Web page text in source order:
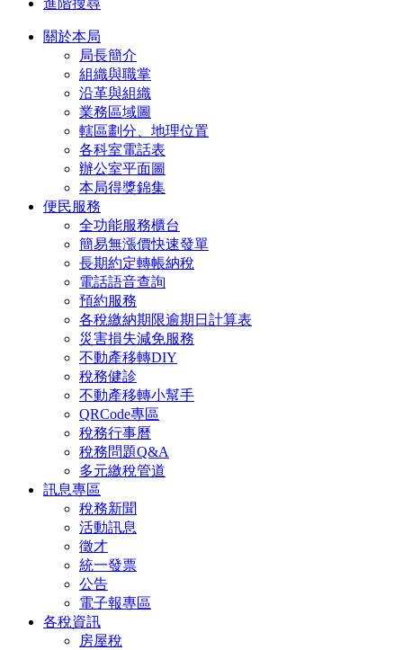
關於本局
局長簡介
組織與職掌
沿革與組織
業務區域圖
轄區劃分、地理位置
各科室電話表
辦公室平面圖
本局得獎錦集
便民服務
全功能服務櫃台
簡易無漲價快速發單
長期約定轉帳納稅
電話語音查詢
預約服務
各稅繳納期限逾期日計算表
災害損失減免服務
不動產移轉DIY
稅務健診
不動產移轉小幫手
QRCode專區
稅務行事曆
稅務問題Q&A
多元繳稅管道
訊息專區
稅務新聞
活動訊息
徵才
統一發票
公告
電子報專區
各稅資訊
房屋稅